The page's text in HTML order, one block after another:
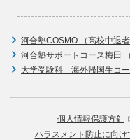
河合塾COSMO （高校中退者
河合塾サポートコース梅田
大学受験科 海外帰国生コー
個人情報保護方針
ハラスメント防止に向け